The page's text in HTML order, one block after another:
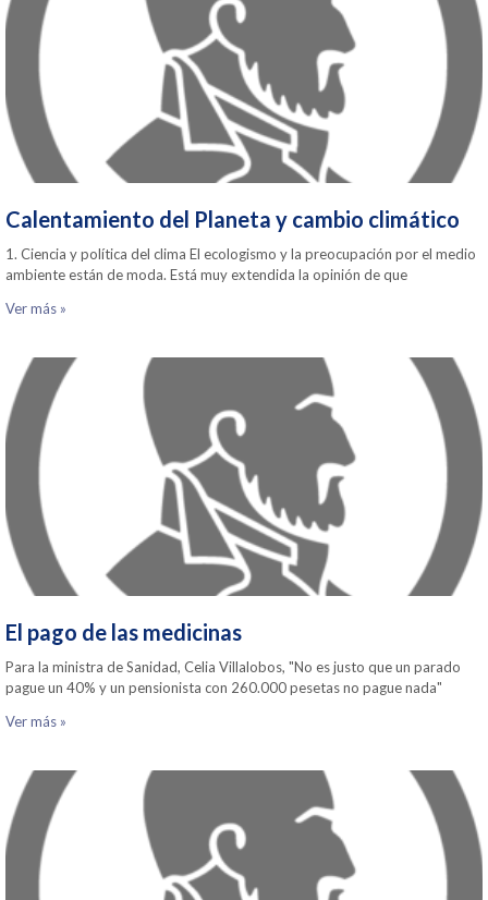
Calentamiento del Planeta y cambio climático
1. Ciencia y política del clima El ecologismo y la preocupación por el medio
ambiente están de moda. Está muy extendida la opinión de que
Ver más »
El pago de las medicinas
Para la ministra de Sanidad, Celia Villalobos, "No es justo que un parado
pague un 40% y un pensionista con 260.000 pesetas no pague nada"
Ver más »